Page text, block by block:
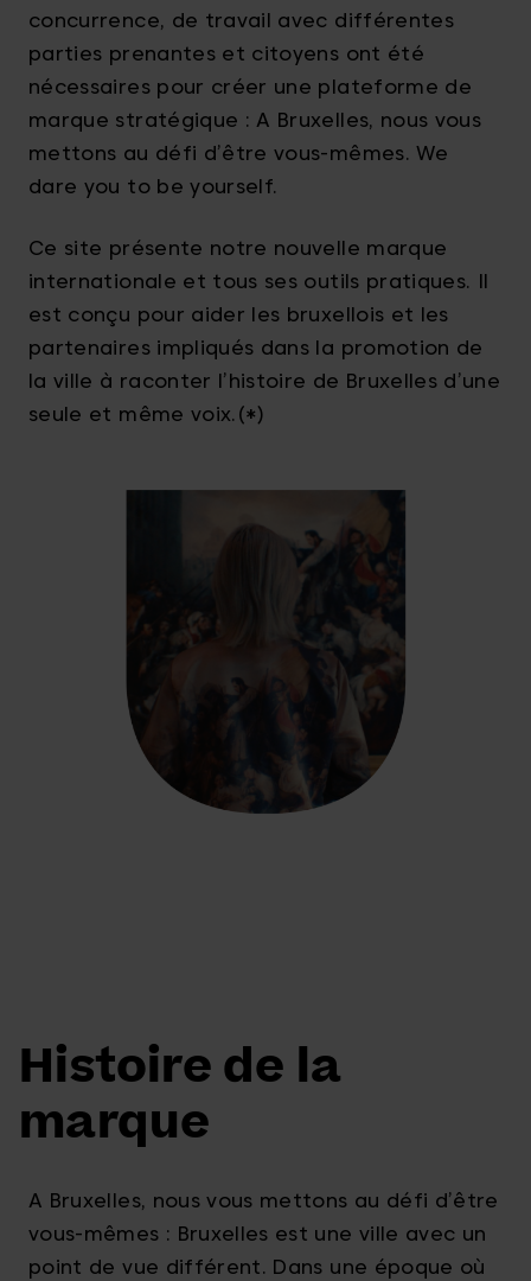
concurrence, de travail avec différentes
parties prenantes et citoyens ont été
nécessaires pour créer une plateforme de
marque stratégique : A Bruxelles, nous vous
mettons au défi d’être vous-mêmes. We
dare you to be yourself.
Ce site présente notre nouvelle marque
internationale et tous ses outils pratiques. Il
est conçu pour aider les bruxellois et les
partenaires impliqués dans la promotion de
la ville à raconter l’histoire de Bruxelles d’une
seule et même voix.(*)
Histoire de la
marque
A Bruxelles, nous vous mettons au défi d’être
vous-mêmes : Bruxelles est une ville avec un
point de vue différent. Dans une époque où